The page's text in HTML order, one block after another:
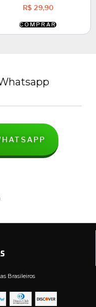
R$ 29,90
COMPRAR
Brasileiros